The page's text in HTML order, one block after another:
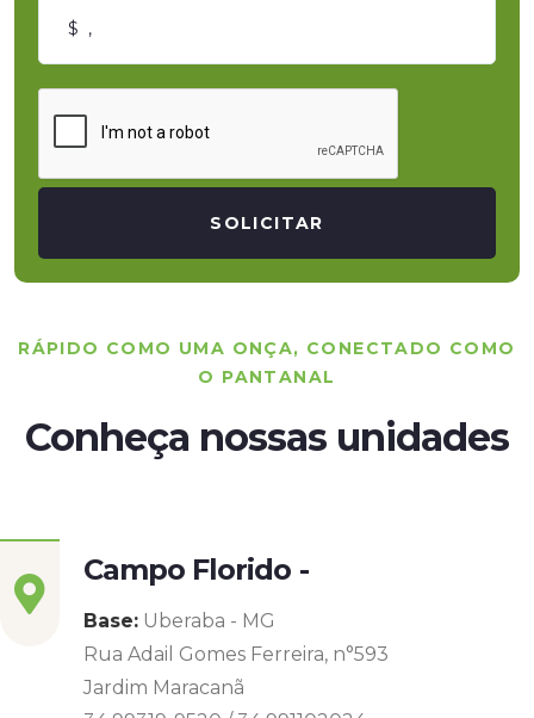
SOLICITAR
RÁPIDO COMO UMA ONÇA, CONECTADO COMO
O PANTANAL
Conheça nossas unidades
Campo Florido -
Base: Uberaba - MG
Rua Adail Gomes Ferreira, n°593
Jardim Maracanã